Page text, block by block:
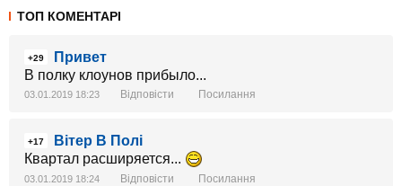
ТОП КОМЕНТАРІ
+29
Привет
В полку клоунов прибыло...
03.01.2019 18:23 Відповісти Посилання
+17
Вітер В Полі
Квартал расширяется...
03.01.2019 18:24 Відповісти Посилання